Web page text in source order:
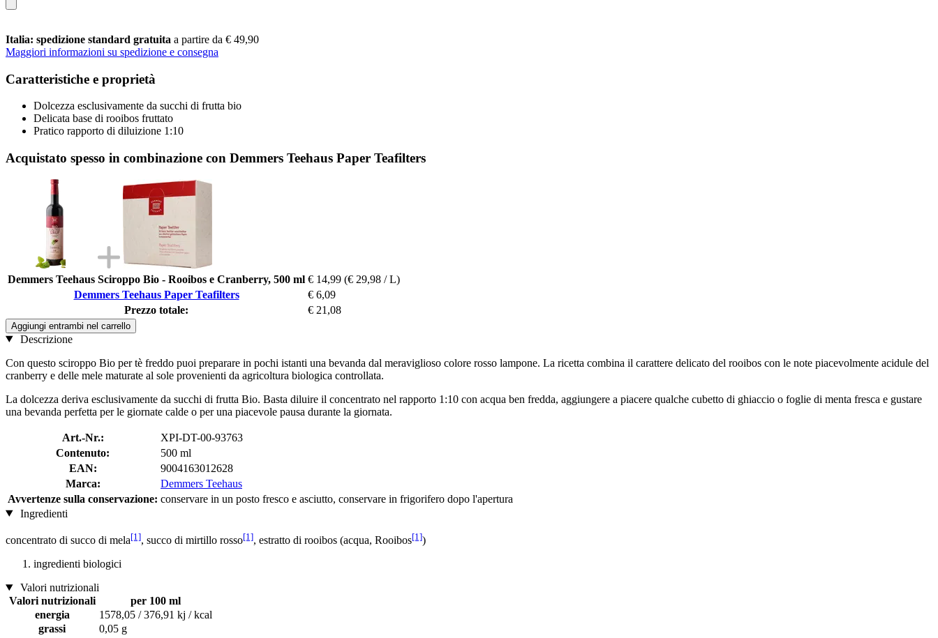
Italia: spedizione standard gratuita a partire da € 49,90
Maggiori informazioni su spedizione e consegna
Caratteristiche e proprietà
Dolcezza esclusivamente da succhi di frutta bio
Delicata base di rooibos fruttato
Pratico rapporto di diluizione 1:10
Acquistato spesso in combinazione con Demmers Teehaus Paper Teafilters
Demmers Teehaus Sciroppo Bio - Rooibos e Cranberry, 500 ml € 14,99 (€ 29,98 / L)
Demmers Teehaus Paper Teafilters
€ 6,09
Prezzo totale:
€ 21,08
Aggiungi entrambi nel carrello
Descrizione
Con questo sciroppo Bio per tè freddo puoi preparare in pochi istanti una bevanda dal meraviglioso colore rosso lampone. La ricetta combina il carattere delicato del rooibos con le note piacevolmente acidule del
cranberry e delle mele maturate al sole provenienti da agricoltura biologica controllata.
La dolcezza deriva esclusivamente da succhi di frutta Bio. Basta diluire il concentrato nel rapporto 1:10 con acqua ben fredda, aggiungere a piacere qualche cubetto di ghiaccio o foglie di menta fresca e gustare
una bevanda perfetta per le giornate calde o per una piacevole pausa durante la giornata.
Art.-Nr.:
XPI-DT-00-93763
Contenuto:
500 ml
EAN:
9004163012628
Marca:
Demmers Teehaus
Avvertenze sulla conservazione: conservare in un posto fresco e asciutto, conservare in frigorifero dopo l'apertura
Ingredienti
concentrato di succo di mela[1], succo di mirtillo rosso[1], estratto di rooibos (acqua, Rooibos[1])
ingredienti biologici
Valori nutrizionali
Valori nutrizionali
per 100 ml
energia
1578,05 / 376,91 kj / kcal
grassi
0,05 g